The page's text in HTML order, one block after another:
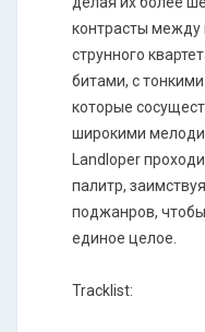
контрасты
струнного
битами, с
которые
широкими
Landloper
палитр,
поджанров,
единое целое.
Tracklist: